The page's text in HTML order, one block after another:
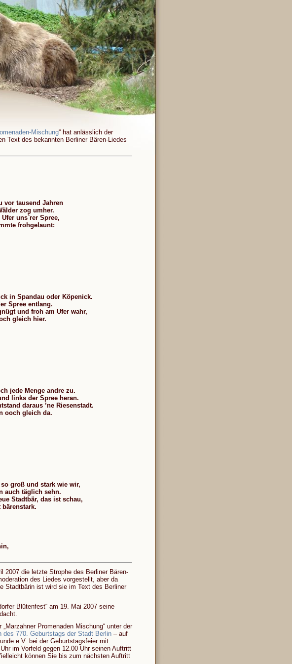
Mischung“ hat anlässlich der
Text des bekannten Berliner Bären-Liedes
vor tausend Jahren
zog umher.
uns`rer Spree,
frohgelaunt:
in Spandau oder Köpenick.
Spree entlang.
und froh am Ufer wahr,
gleich hier.
jede Menge andre zu.
links der Spree heran.
daraus ’ne Riesenstadt.
ooch gleich da.
groß und stark wie wir,
auch täglich sehn.
Stadtbär, das ist schau,
2007 die letzte Strophe des Berliner Bären-
des Liedes vorgestellt, aber da
Stadtbärin ist wird sie im Text des Berliner
Blütenfest“ am 19. Mai 2007 seine
Promenaden Mischung“ unter der
des 770. Geburtstags der Stadt Berlin– auf
e.V. bei der Geburtstagsfeier mit
im Vorfeld gegen 12.00 Uhr seinen Auftritt
können Sie bis zum nächsten Auftritt